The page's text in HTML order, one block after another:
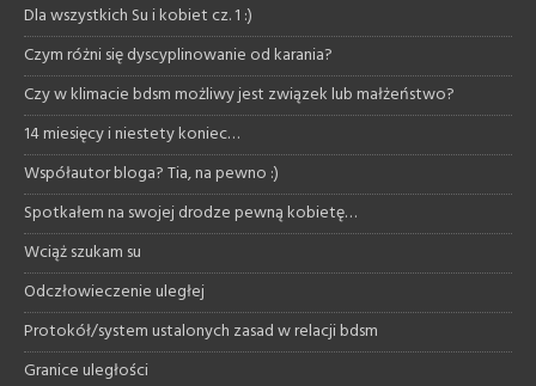
Dla wszystkich Su i kobiet cz. 1 :)
Czym różni się dyscyplinowanie od karania?
Czy w klimacie bdsm możliwy jest związek lub małżeństwo?
14 miesięcy i niestety koniec…
Współautor bloga? Tia, na pewno :)
Spotkałem na swojej drodze pewną kobietę…
Wciąż szukam su
Odczłowieczenie uległej
Protokół/system ustalonych zasad w relacji bdsm
Granice uległości